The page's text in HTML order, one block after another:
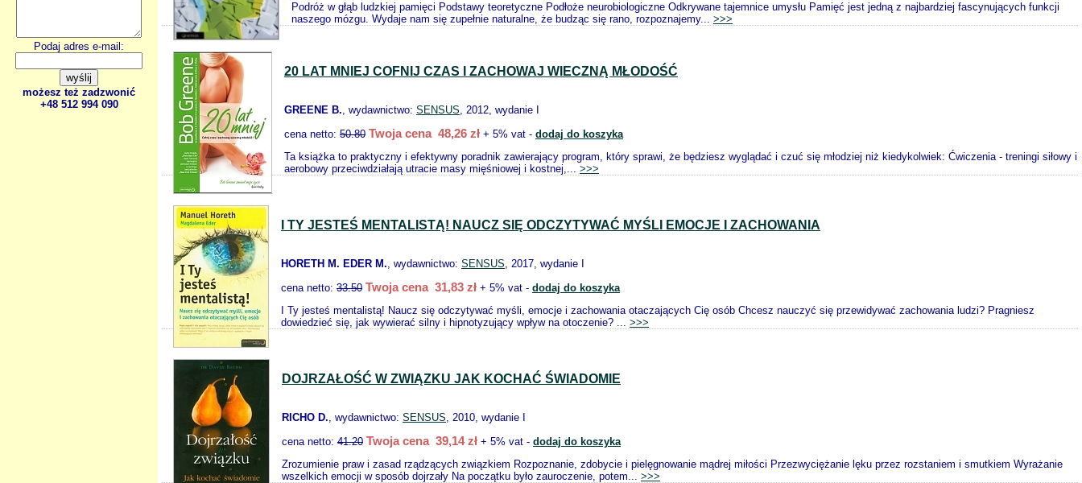
Podaj adres e-mail:
możesz też zadzwonić
+48 512 994 090
Podróż w głąb ludzkiej pamięci Podstawy teoretyczne Podłoże neurobiologiczne Odkrywane tajemnice umysłu Pamięć jest jedną z najbardziej fascynujących funkcji
naszego mózgu. Wydaje nam się zupełnie naturalne, że budząc się rano, rozpoznajemy... >>>
20 LAT MNIEJ COFNIJ CZAS I ZACHOWAJ WIECZNĄ MŁODOŚĆ
GREENE B., wydawnictwo: SENSUS, 2012, wydanie I
cena netto: 50.80 Twoja cena 48,26 zł + 5% vat - dodaj do koszyka
Ta książka to praktyczny i efektywny poradnik zawierający program, który sprawi, że będziesz wyglądać i czuć się młodziej niż kiedykolwiek: Ćwiczenia - treningi siłowy i
aerobowy przeciwdziałają utracie masy mięśniowej i kostnej,... >>>
I TY JESTEŚ MENTALISTĄ! NAUCZ SIĘ ODCZYTYWAĆ MYŚLI EMOCJE I ZACHOWANIA
HORETH M. EDER M., wydawnictwo: SENSUS, 2017, wydanie I
cena netto: 33.50 Twoja cena 31,83 zł + 5% vat - dodaj do koszyka
I Ty jesteś mentalistą! Naucz się odczytywać myśli, emocje i zachowania otaczających Cię osób Chcesz nauczyć się przewidywać zachowania ludzi? Pragniesz
dowiedzieć się, jak wywierać silny i hipnotyzujący wpływ na otoczenie? ... >>>
DOJRZAŁOŚĆ W ZWIĄZKU JAK KOCHAĆ ŚWIADOMIE
RICHO D., wydawnictwo: SENSUS, 2010, wydanie I
cena netto: 41.20 Twoja cena 39,14 zł + 5% vat - dodaj do koszyka
Zrozumienie praw i zasad rządzących związkiem Rozpoznanie, zdobycie i pielęgnowanie mądrej miłości Przezwyciężanie lęku przez rozstaniem i smutkiem Wyrażanie
wszelkich emocji w sposób dojrzały Na początku było zauroczenie, potem... >>>